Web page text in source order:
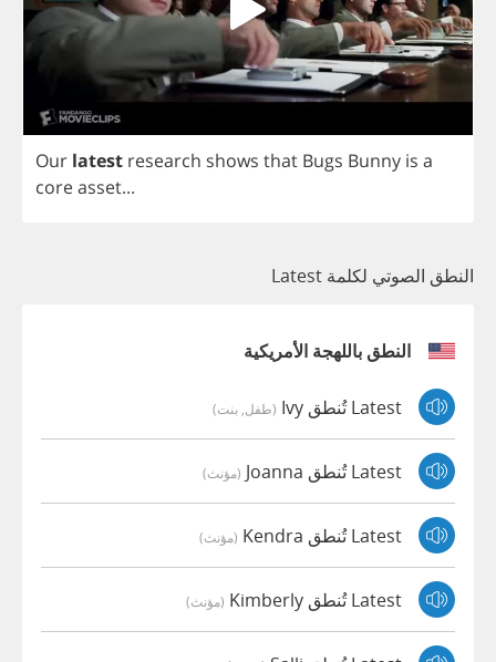
Our latest research shows that Bugs Bunny is a
coreasset...
النطق الصوتي لكلمة Latest
النطق باللهجة الأمريكية
Latest تُنطق Ivy (طفل, بنت)
Latest تُنطق Joanna (مؤنث)
Latest تُنطق Kendra (مؤنث)
Latest تُنطق Kimberly (مؤنث)